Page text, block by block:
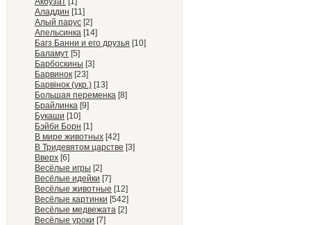
Аладдин [11]
Алый парус [2]
Апельсинка [14]
Багз Банни и его друзья [10]
Баламут [5]
Барбоскины [3]
Барвинок [23]
Барвiнок (укр.) [13]
Большая переменка [8]
Брайлинка [9]
Букаши [10]
Бэйби Борн [1]
В мире животных [42]
В Тридевятом царстве [3]
Вверх [6]
Весёлые игры [2]
Весёлые идейки [7]
Весёлые животные [12]
Весёлые картинки [542]
Весёлые медвежата [2]
Весёлые уроки [7]